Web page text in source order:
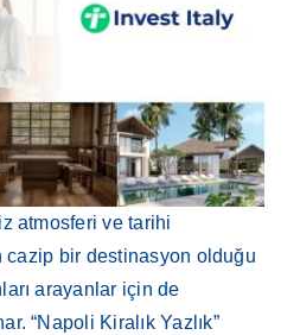
atmosferi ve tarihi
bir destinasyon olduğu
arayanlar için de
“Napoli Kiralık Yazlık”